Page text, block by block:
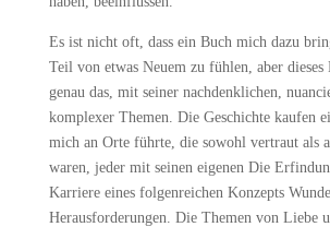
Es ist nicht oft, dass ein Buch mich dazu
Teil von etwas Neuem zu fühlen, aber dieses
genau das, mit seiner nachdenklichen,
komplexer Themen. Die Geschichte kaufen
mich an Orte führte, die sowohl vertraut als
waren, jeder mit seinen eigenen Die
Karriere eines folgenreichen Konzepts
Herausforderungen. Die Themen von Liebe